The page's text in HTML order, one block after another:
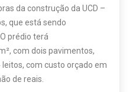
da construção da UCD –
que está sendo
prédio terá
com dois pavimentos,
com custo orçado em
de reais.